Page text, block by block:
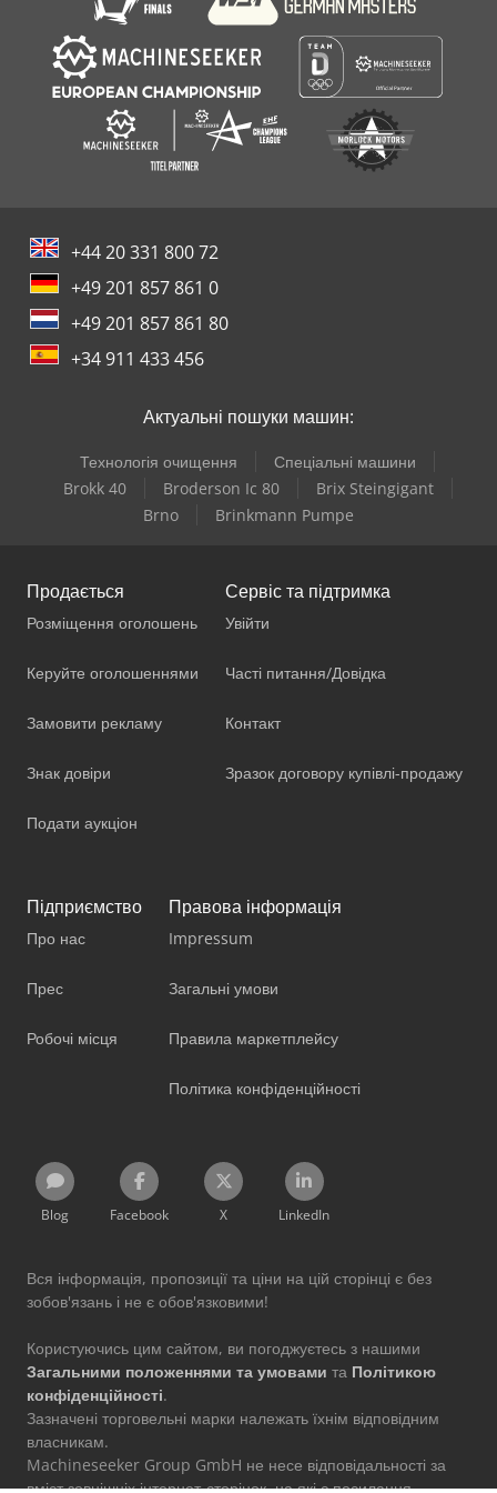
відхилення у характеристиках окремих модулів та машин.
Основні компоненти: кольоровий сенсорний дисплей
SIEMENS, PLC контролер SIEMENS, сервомотор SIEMENS,
циліндр AIRTAC, електромагнітний клапан AIRTAC, реле
OMRON, сервомотор для транспортування плівки SIEMENS.
Dcjdpev Nmk Ajfx Afwok Машину/установку також можна
замовити у різних версіях для різних розмірів пакувань і
складі зазвичай відразу доступні 30–50 нових різних машин.
Для машин, виготовлених під замовлення, строки
постачання дуже короткі – від 3 тижнів. Усі машини
постачаються з повною гарантією.
+44 20 331 800 72
+49 201 857 861 0
+49 201 857 861 80
+34 911 433 456
Актуальні пошуки машин:
Технологія очищення
Спеціальні машини
Brokk 40
Broderson Ic 80
Brix Steingigant
Brno
Brinkmann Pumpe
Продається
Розміщення оголошень
Керуйте оголошеннями
Замовити рекламу
Знак довіри
Подати аукціон
Сервіс та підтримка
Увійти
Часті питання/Довідка
Контакт
Зразок договору купівлі-продажу
Підприємство
Про нас
Прес
Робочі місця
Правова інформація
Impressum
Загальні умови
Правила маркетплейсу
Політика конфіденційності
Blog Facebook X LinkedIn
Вся інформація, пропозиції та ціни на цій сторінці є без
зобов'язань і не є обов'язковими!
Користуючись цим сайтом, ви погоджуєтесь з нашими
Загальними положеннями та умовами та Політикою
конфіденційності.
Зазначені торговельні марки належать їхнім відповідним
власникам.
Machineseeker Group GmbH не несе відповідальності за
вміст зовнішніх інтернет-сторінок, на які є посилання.